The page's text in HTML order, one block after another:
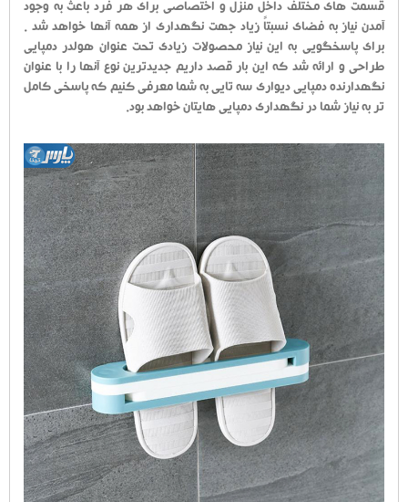
قسمت های مختلف داخل منزل و اختصاصی برای هر فرد باعث به وجود
آمدن نیاز به فضای نسبتاً زیاد جهت نگهداری از همه آنها خواهد شد .
برای پاسخگویی به این نیاز محصولات زیادی تحت عنوان هولدر دمپایی
طراحی و ارائه شد که این بار قصد داریم جدیدترین نوع آنها را با عنوان
نگهدارنده دمپایی دیواری سه تایی به شما معرفی کنیم که پاسخی کامل
تر به نیاز شما در نگهداری دمپایی هایتان خواهد بود.